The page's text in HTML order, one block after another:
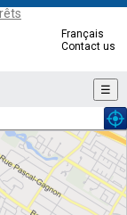
Français
Contact us
☰